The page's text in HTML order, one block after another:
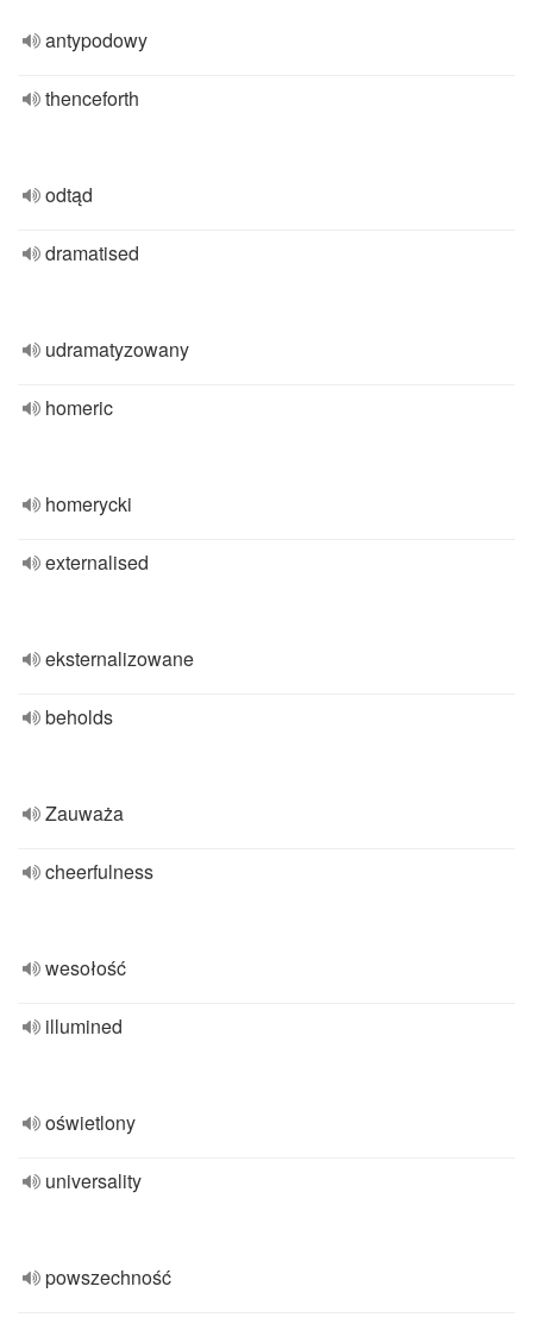
antypodowy
thenceforth
odtąd
dramatised
udramatyzowany
homeric
homerycki
externalised
eksternalizowane
beholds
Zauważa
cheerfulness
wesołość
illumined
oświetlony
universality
powszechność